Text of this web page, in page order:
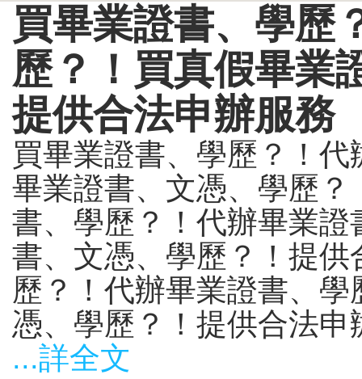
買畢業證書、學歷
歷？！買真假畢業
提供合法申辦服務
買畢業證書、學歷？！
畢業證書、文憑、學歷
書、學歷？！代辦畢業
書、文憑、學歷？！提
歷？！代辦畢業證書、
憑、學歷？！提供合法申
...詳全文